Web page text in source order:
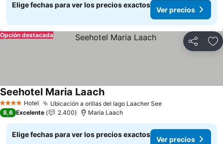
Elige fechas para ver los precios exactos
Ver precios
Compartir
Opción destacada
4 EstrellasHotel Ubicación a orillas del lago Laacher See
Seehotel Maria Laach
8,6 Excelente 2.400 Maria Laach
Elige fechas para ver los precios exactos
Ver precios